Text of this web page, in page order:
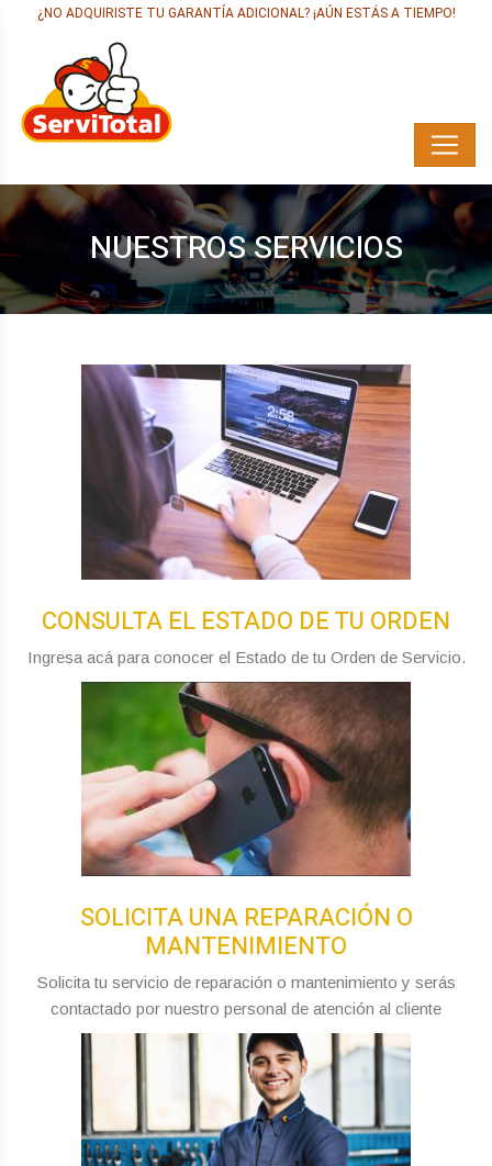
¿NO ADQUIRISTE TU GARANTÍA ADICIONAL? ¡AÚN ESTÁS A TIEMPO!
NUESTROS SERVICIOS
CONSULTA EL ESTADO DE TU ORDEN
Ingresa acá para conocer el Estado de tu Orden de Servicio.
SOLICITA UNA REPARACIÓN O
MANTENIMIENTO
Solicita tu servicio de reparación o mantenimiento y serás
contactado por nuestro personal de atención al cliente